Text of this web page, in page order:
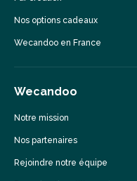
Nos options cadeaux
Wecandoo en France
Wecandoo
Notre mission
Nos partenaires
Rejoindre notre équipe